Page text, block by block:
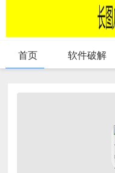
首页 软件破解